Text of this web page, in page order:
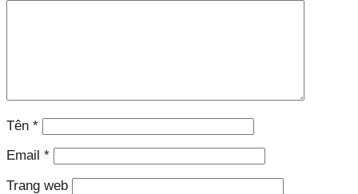
Tên *
Email *
Trang web